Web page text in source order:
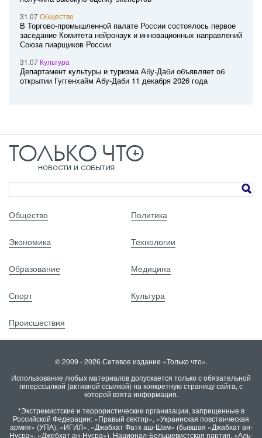
31.07Общество
В Торгово-промышленной палате России состоялось первое
заседание Комитета нейронаук и инновационных направлений
Союза пиарщиков России
31.07 Культура
Департамент культуры и туризма Абу-Даби объявляет об
открытии Гуггенхайм Абу-Даби 11 декабря 2026 года
Общество Политика
Экономика Технологии
Образование Медицина
Спорт Культура
Происшествия
© 2009 - 2026 Сетевое издание «Только что».
Использование любых материалов допускается только с обязательной
гиперссылкой (активной ссылкой) на конкретную страницу сайта, с
которой взята информация.
*Экстремистские и террористические организации, запрещенные в
Российской Федерации: «Правый сектор», «Украинская повстанческая
армия» (УПА), «ИГИЛ», «Джабхат Фатх аш-Шам» (бывшая «Джабхат ан-
Нусра», «Джебхат ан-Нусра»), Национал-Большевистская партия, «Аль-